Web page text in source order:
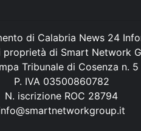
di Calabria News 24
di Smart Network
Tribunale di Cosenza n.
P. IVA 03500860782
N. iscrizione ROC 28794